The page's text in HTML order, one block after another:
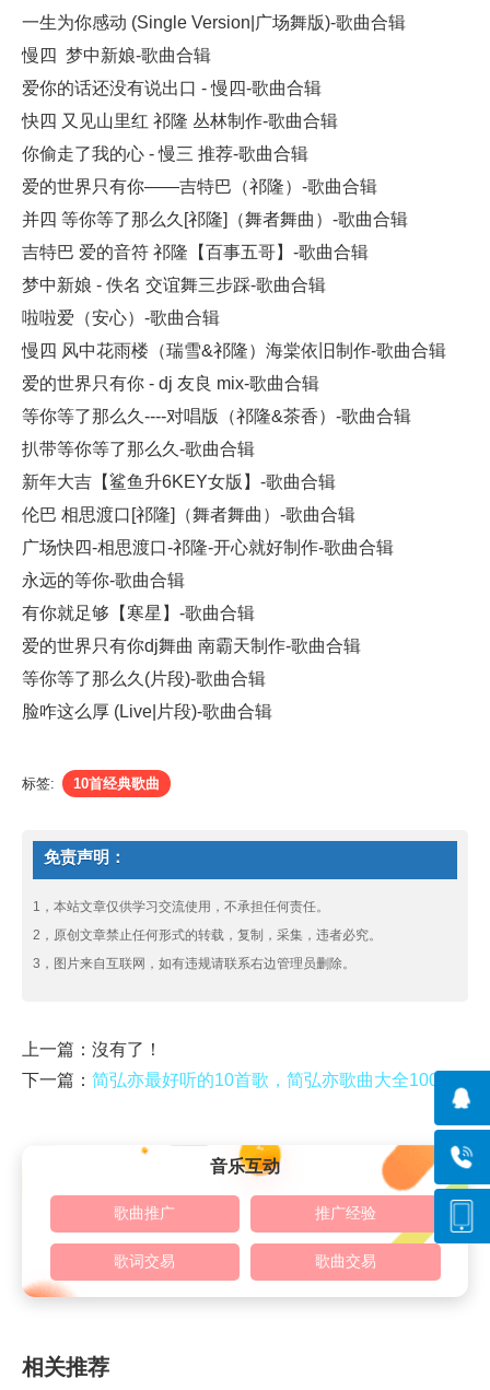
一生为你感动 (Single Version|广场舞版)-歌曲合辑
慢四 梦中新娘-歌曲合辑
爱你的话还没有说出口 - 慢四-歌曲合辑
快四 又见山里红 祁隆 丛林制作-歌曲合辑
你偷走了我的心 - 慢三 推荐-歌曲合辑
爱的世界只有你——吉特巴（祁隆）-歌曲合辑
并四 等你等了那么久[祁隆]（舞者舞曲）-歌曲合辑
吉特巴 爱的音符 祁隆【百事五哥】-歌曲合辑
梦中新娘 - 佚名 交谊舞三步踩-歌曲合辑
啦啦爱（安心）-歌曲合辑
慢四 风中花雨楼（瑞雪&祁隆）海棠依旧制作-歌曲合辑
爱的世界只有你 - dj 友良 mix-歌曲合辑
等你等了那么久----对唱版（祁隆&茶香）-歌曲合辑
扒带等你等了那么久-歌曲合辑
新年大吉【鲨鱼升6KEY女版】-歌曲合辑
伦巴 相思渡口[祁隆]（舞者舞曲）-歌曲合辑
广场快四-相思渡口-祁隆-开心就好制作-歌曲合辑
永远的等你-歌曲合辑
有你就足够【寒星】-歌曲合辑
爱的世界只有你dj舞曲 南霸天制作-歌曲合辑
等你等了那么久(片段)-歌曲合辑
脸咋这么厚 (Live|片段)-歌曲合辑
标签: 10首经典歌曲
免责声明：
1，本站文章仅供学习交流使用，不承担任何责任。
2，原创文章禁止任何形式的转载，复制，采集，违者必究。
3，图片来自互联网，如有违规请联系右边管理员删除。
上一篇：沒有了！
下一篇： 简弘亦最好听的10首歌，简弘亦歌曲大全100首
音乐互动
歌曲推广 推广经验
歌词交易 歌曲交易
相关推荐